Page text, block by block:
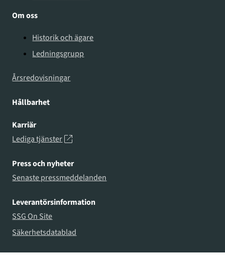
Om oss
Historik och ägare
Ledningsgrupp
Årsredovisningar
Hållbarhet
Karriär
Lediga tjänster
Press och nyheter
Senaste pressmeddelanden
Leverantörsinformation
SSG On Site
Säkerhetsdatablad